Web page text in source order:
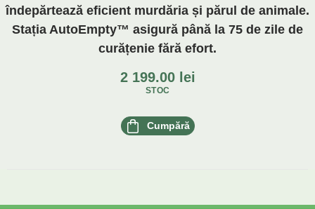
îndepărtează eficient murdăria și părul de animale.
Stația AutoEmpty™ asigură până la 75 de zile de
curățenie fără efort.
2 199.00 lei
STOC
Cumpără